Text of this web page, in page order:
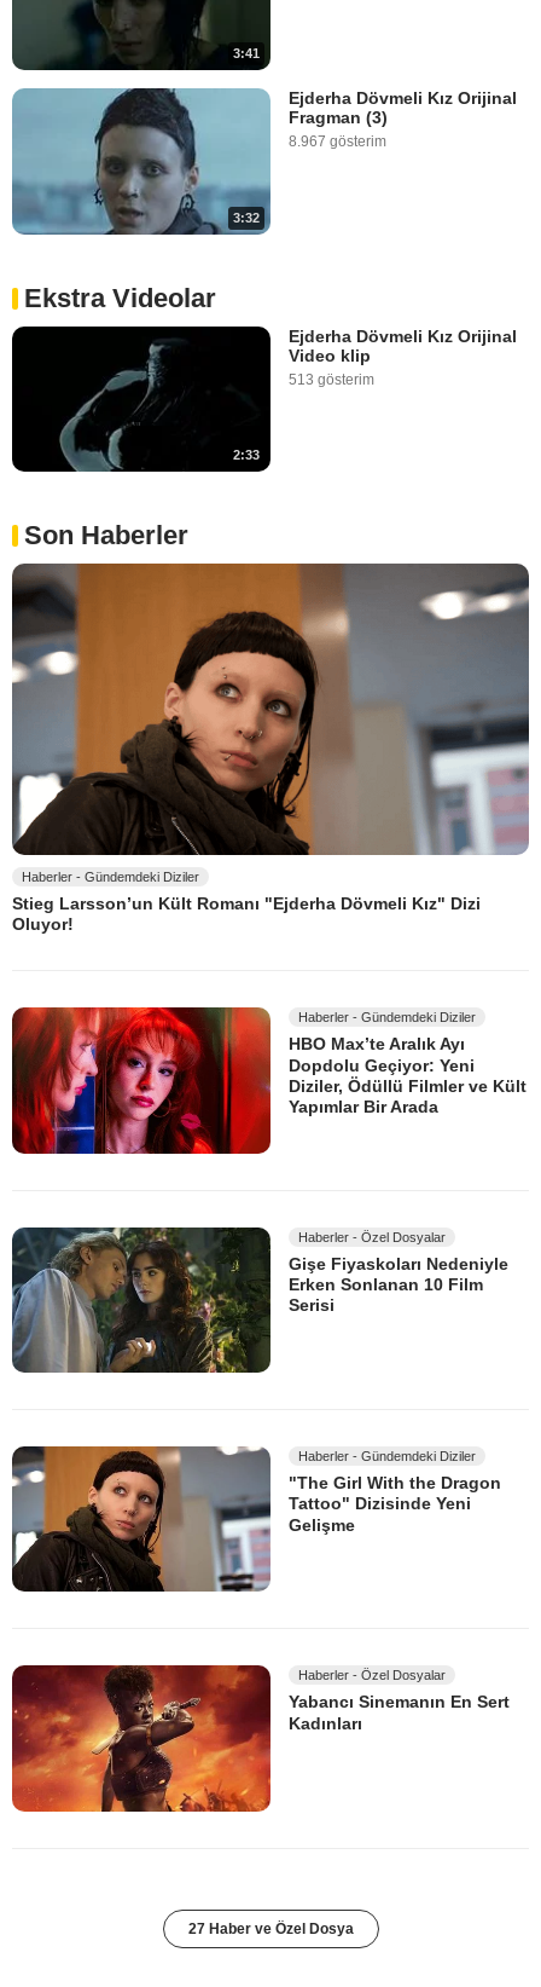
3:41
3:32
Ejderha Dövmeli Kız Orijinal
Fragman (3)
8.967 gösterim
Ekstra Videolar
2:33
Ejderha Dövmeli Kız Orijinal
Video klip
513 gösterim
Son Haberler
Haberler - Gündemdeki Diziler
Stieg Larsson’un Kült Romanı "Ejderha Dövmeli Kız" Dizi
Oluyor!
Haberler - Gündemdeki Diziler
HBO Max’te Aralık Ayı
Dopdolu Geçiyor: Yeni
Diziler, Ödüllü Filmler ve Kült
Yapımlar Bir Arada
Haberler - Özel Dosyalar
Gişe Fiyaskoları Nedeniyle
Erken Sonlanan 10 Film
Serisi
Haberler - Gündemdeki Diziler
"The Girl With the Dragon
Tattoo" Dizisinde Yeni
Gelişme
Haberler - Özel Dosyalar
Yabancı Sinemanın En Sert
Kadınları
27 Haber ve Özel Dosya